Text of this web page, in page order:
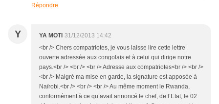
Répondre
Y YA MOTI 31/12/2013 14:42
<br /> Chers compatriotes, je vous laisse lire cette lettre
ouverte adressée aux congolais et à celui qui dirige notre
pays.<br /> <br /> <br /> Adresse aux compatriotes<br /> <br />
<br /> Malgré ma mise en garde, la signature est apposée à
Naïrobi.<br /> <br /> <br /> Au même moment le Rwanda,
conformément à ce qu’avait annoncé le chef, de l’Etat, le 02